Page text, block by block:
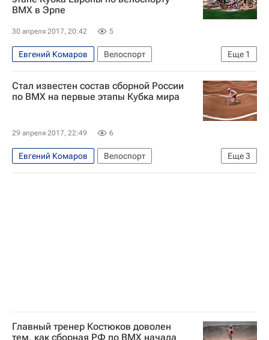
ВМХ в Эрпе
30 апреля 2017, 20:42 5
Еще 1
Евгений Комаров
Велоспорт
Ярослава Бондаренко
Стал известен состав сборной России
по ВМХ на первые этапы Кубка мира
29 апреля 2017, 22:49 6
Еще3
Евгений Комаров
Велоспорт
Павел Костюков
Ярослава Бондаренко
Главный тренер Костюков доволен
тем, как сборная РФ по ВМХ начала